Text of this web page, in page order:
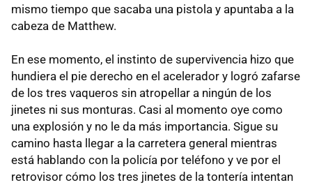
mismo tiempo que sacaba una pistola y apuntaba a la
cabeza de Matthew.
En ese momento, el instinto de supervivencia hizo que
hundiera el pie derecho en el acelerador y logró zafarse
de los tres vaqueros sin atropellar a ningún de los
jinetes ni sus monturas. Casi al momento oye como
una explosión y no le da más importancia. Sigue su
camino hasta llegar a la carretera general mientras
está hablando con la policía por teléfono y ve por el
retrovisor cómo los tres jinetes de la tontería intentan